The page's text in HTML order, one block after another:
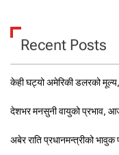
Recent Posts
केही घट्यो अमेरिकी डलरको
देशभर मनसुनी वायुको प्रभाव, आज
अबेर राति प्रधानमन्त्रीको